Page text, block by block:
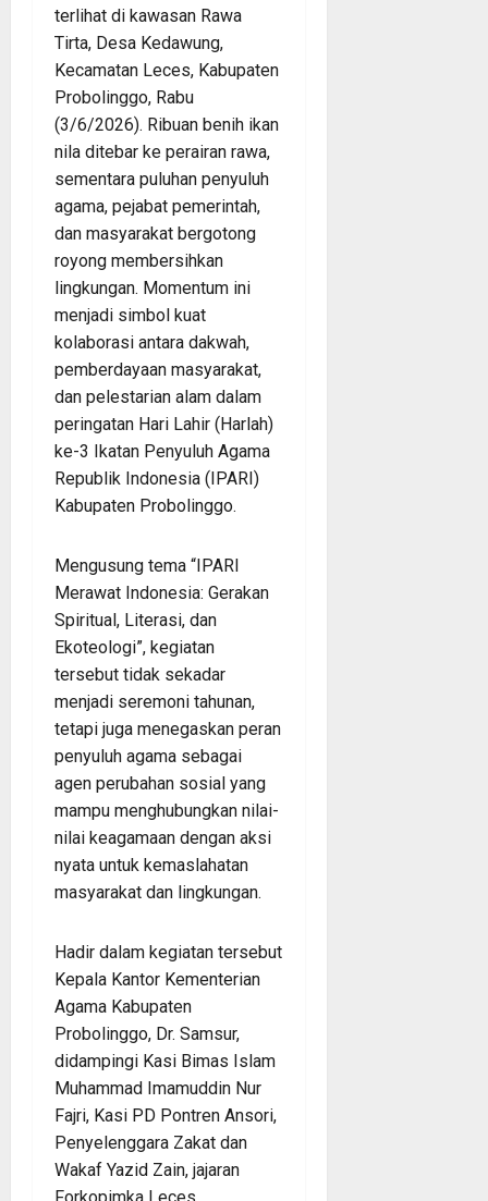
terlihat di kawasan Rawa
Tirta, Desa Kedawung,
Kecamatan Leces, Kabupaten
Probolinggo, Rabu
(3/6/2026). Ribuan benih ikan
nila ditebar ke perairan rawa,
sementara puluhan penyuluh
agama, pejabat pemerintah,
dan masyarakat bergotong
royong membersihkan
lingkungan. Momentum ini
menjadi simbol kuat
kolaborasi antara dakwah,
pemberdayaan masyarakat,
dan pelestarian alam dalam
peringatan Hari Lahir (Harlah)
ke-3 Ikatan Penyuluh Agama
Republik Indonesia (IPARI)
Kabupaten Probolinggo.
Mengusung tema “IPARI
Merawat Indonesia: Gerakan
Spiritual, Literasi, dan
Ekoteologi”, kegiatan
tersebut tidak sekadar
menjadi seremoni tahunan,
tetapi juga menegaskan peran
penyuluh agama sebagai
agen perubahan sosial yang
mampu menghubungkan nilai-
nilai keagamaan dengan aksi
nyata untuk kemaslahatan
masyarakat dan lingkungan.
Hadir dalam kegiatan tersebut
Kepala Kantor Kementerian
Agama Kabupaten
Probolinggo, Dr. Samsur,
didampingi Kasi Bimas Islam
Muhammad Imamuddin Nur
Fajri, Kasi PD Pontren Ansori,
Penyelenggara Zakat dan
Wakaf Yazid Zain, jajaran
Forkopimka Leces,